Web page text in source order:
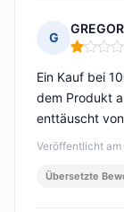
G
Hinweis:
Veröffentlicht
Ein Kauf bei
dem Produkt
enttäuscht
Übersetzte